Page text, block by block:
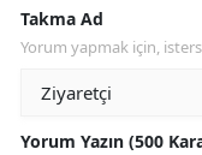
Takma Ad
Yorum yapmak için,
Yorum Yazın (500